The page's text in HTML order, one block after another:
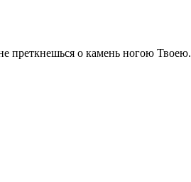
преткнешься о камень ногою Твоею.